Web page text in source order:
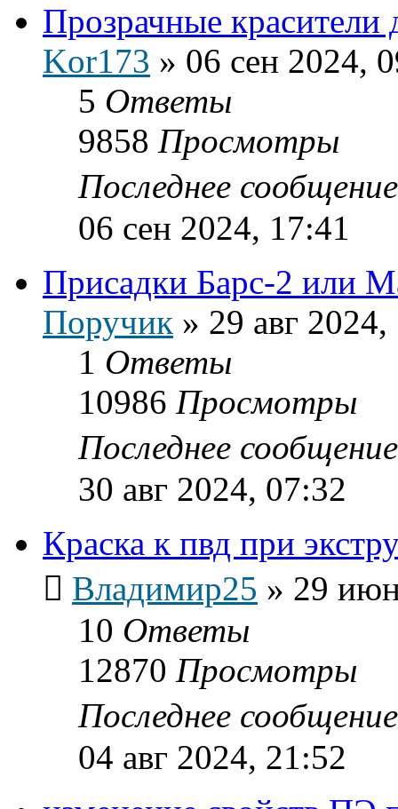
Прозрачные
Kor173 » 06 сен 2024,
5 Ответы
9858 Просмотры
Последнее
06 сен 2024, 17:41
Присадки Барс-2 или
Поручик » 29 авг
1 Ответы
10986 Просмотры
Последнее
30 авг 2024, 07:32
Краска к пвд при
Владимир25 » 29
10 Ответы
12870 Просмотры
Последнее
04 авг 2024, 21:52